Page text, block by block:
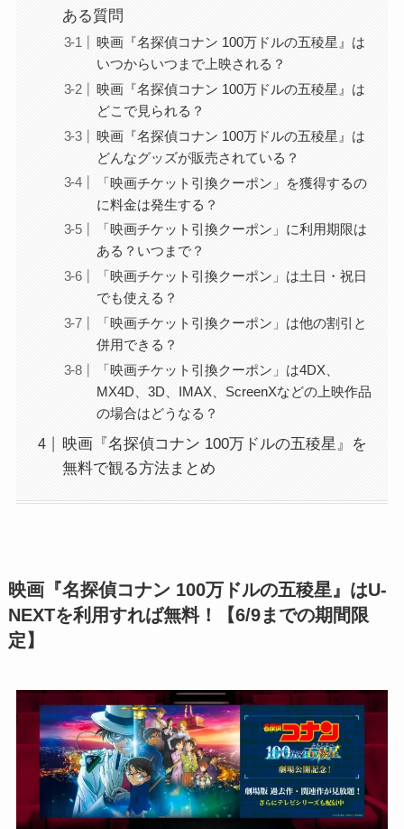
ある質問
映画『名探偵コナン 100万ドルの五稜星』は
いつからいつまで上映される？
映画『名探偵コナン 100万ドルの五稜星』は
どこで見られる？
映画『名探偵コナン 100万ドルの五稜星』は
どんなグッズが販売されている？
「映画チケット引換クーポン」を獲得するの
に料金は発生する？
「映画チケット引換クーポン」に利用期限は
ある？いつまで？
「映画チケット引換クーポン」は土日・祝日
でも使える？
「映画チケット引換クーポン」は他の割引と
併用できる？
「映画チケット引換クーポン」は4DX、
MX4D、3D、IMAX、ScreenXなどの上映作品
の場合はどうなる？
映画『名探偵コナン 100万ドルの五稜星』を
無料で観る方法まとめ
映画『名探偵コナン 100万ドルの五稜星』はU-
NEXTを利用すれば無料！【6/9までの期間限
定】